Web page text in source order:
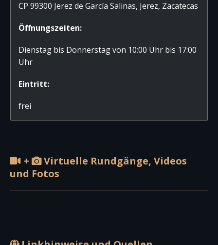
CP 99300 Jerez de García Salinas, Jerez, Zacatecas
Öffnungszeiten:
Dienstag bis Donnerstag von 10:00 Uhr bis 17:00
Uhr
Eintritt:
frei
+
Virtuelle Rundgänge, Videos
und Fotos